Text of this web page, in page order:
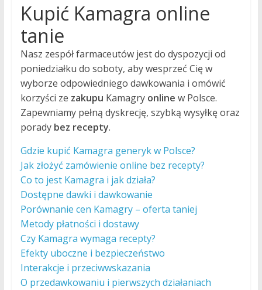
Kupić Kamagra online
tanie
Nasz zespół farmaceutów jest do dyspozycji od
poniedziałku do soboty, aby wesprzeć Cię w
wyborze odpowiedniego dawkowania i omówić
korzyści ze zakupu Kamagry online w Polsce.
Zapewniamy pełną dyskrecję, szybką wysyłkę oraz
porady bez recepty.
Gdzie kupić Kamagra generyk w Polsce?
Jak złożyć zamówienie online bez recepty?
Co to jest Kamagra i jak działa?
Dostępne dawki i dawkowanie
Porównanie cen Kamagry – oferta taniej
Metody płatności i dostawy
Czy Kamagra wymaga recepty?
Efekty uboczne i bezpieczeństwo
Interakcje i przeciwwskazania
O przedawkowaniu i pierwszych działaniach